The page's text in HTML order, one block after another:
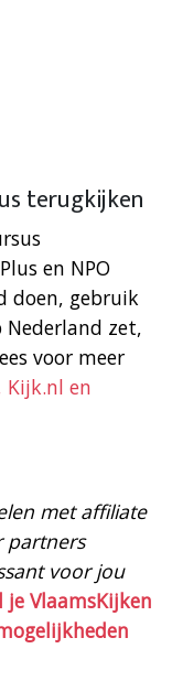
terugkijken
en NPO
doen, gebruik
Nederland zet,
voor meer
Kijk.nl en
met affiliate
partners
voor jou
je VlaamsKijken